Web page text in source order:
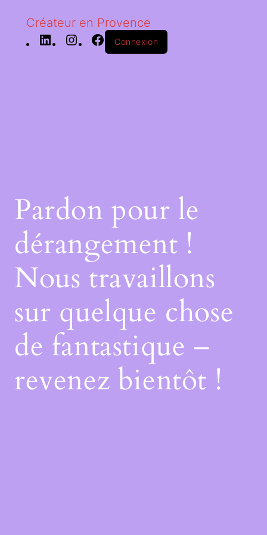
Créateur en Provence
Connexion
Pardon pour le
dérangement !
Nous travaillons
sur quelque chose
de fantastique –
revenez bientôt !